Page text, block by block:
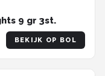
9 gr 3st.
BEKIJK OP BOL